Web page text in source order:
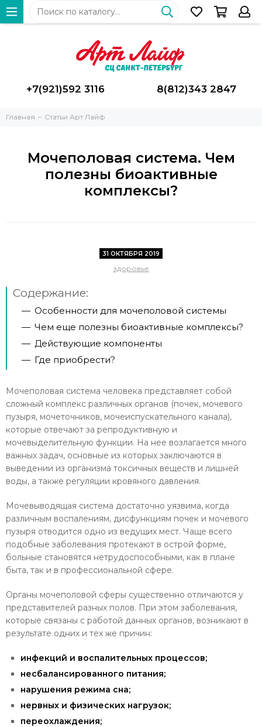
+7(921)592 3116 8(812)343 2847
Главная Статьи Арт Лайф
Мочеполовая система. Чем
полезны биоактивные
комплексы?
31 ОКТЯБРЯ 2019
здоровье
Содержание:
— Особенности для мочеполовой системы
— Чем еще полезны биоактивные комплексы?
— Действующие компоненты
— Где приобрести?
Мочеполовая система человека представляет собой
сложный комплекс различных органов (почек, мочевого
пузыря, мочеточников, мочеиспускательного канала),
которые отвечают за репродуктивную и
мочевыделительную функции. На нее возлагается много
важных задач, основные из которых заключаются в
выведении из организма токсичных веществ и лишней
воды, а также регуляции кровяного давления.
Мочевыводящая система достаточно уязвима, когда
различным воспалениям, дисфункциям почек и мочевого
пузыря отводится одно из ведущих мест. Чаще всего
подобные заболевания протекают в острой форме,
больные становятся нетрудоспособными, как в плане
быта, так и в профессиональной сфере.
Органы мочеполовой сферы существенно отличаются у
представителей разных полов. При этом заболевания,
которые связаны с работой данных органов, возникают в
результате одних и тех же причин:
инфекций и воспалительных процессов;
несбалансированного питания;
нарушения режима сна;
нервных и физических нагрузок;
переохлаждения;